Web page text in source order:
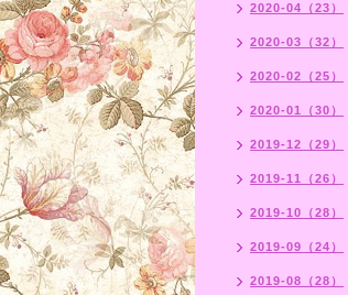
2020-04（23）
2020-03（32）
2020-02（25）
2020-01（30）
2019-12（29）
2019-11（26）
2019-10（28）
2019-09（24）
2019-08（28）